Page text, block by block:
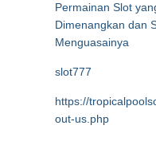
Permainan Slot
Dimenangkan dan
Menguasainya
slot777
https://
out-us.php